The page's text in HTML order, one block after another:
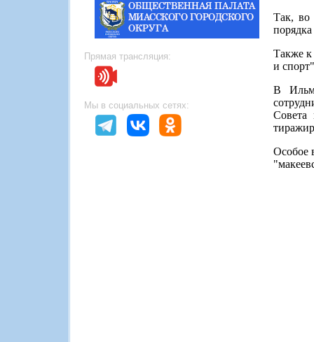
Прямая трансляция:
Мы в социальных сетях:
Так, во
Также к
и
В
Совета
Особое